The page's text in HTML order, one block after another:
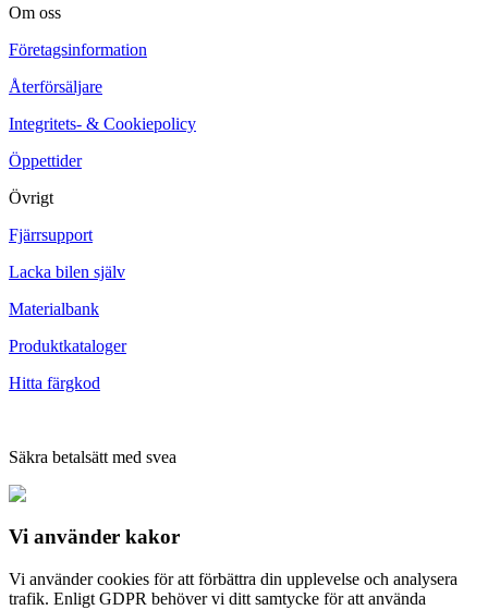
Om oss
Företagsinformation
Återförsäljare
Integritets- & Cookiepolicy
Öppettider
Övrigt
Fjärrsupport
Lacka bilen själv
Materialbank
Produktkataloger
Hitta färgkod
Säkra betalsätt med svea
Vi använder kakor
Vi använder cookies för att förbättra din upplevelse och analysera
trafik. Enligt GDPR behöver vi ditt samtycke för att använda